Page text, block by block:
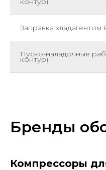
Заправка хладагентом
Пуско-наладочные
контур)
Бренды
Компрессоры